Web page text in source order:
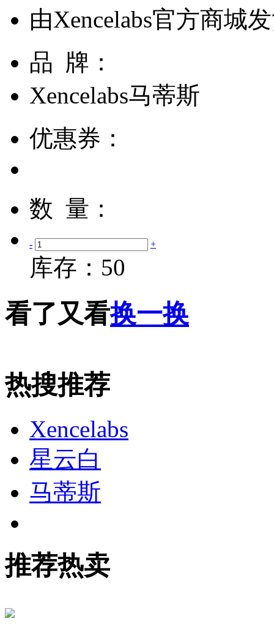
由Xencelabs官方商城
品 牌：
Xencelabs马蒂斯
优惠券：
数 量：
- +
库存： 50
看了又看换一换
热搜推荐
Xencelabs
星云白
马蒂斯
推荐热卖